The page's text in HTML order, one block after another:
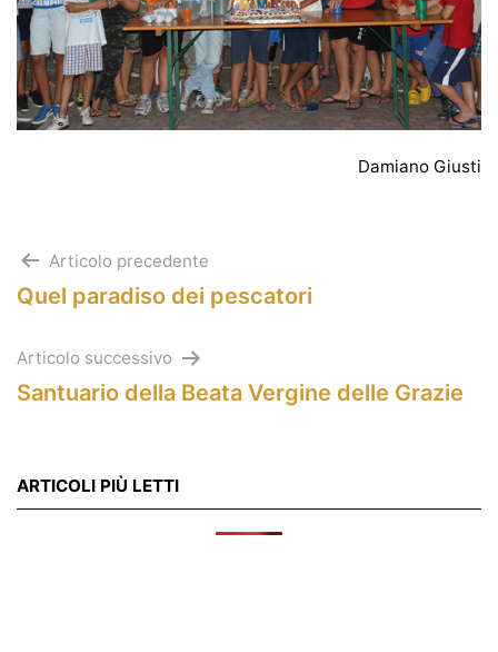
Damiano Giusti
Navigazione
articoli
Articolo precedente
Quel paradiso dei pescatori
Articolo successivo
Santuario della Beata Vergine delle Grazie
ARTICOLI PIÙ LETTI